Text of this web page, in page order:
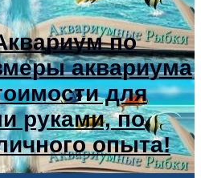
по
аквариума
для
руками, по
опыта!